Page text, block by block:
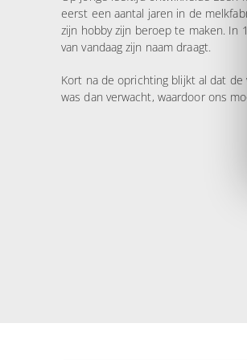
eerst een aantal jaren in de
zijn hobby zijn beroep te maken. In
van vandaag zijn naam draagt.
Kort na de oprichting blijkt al dat de
was dan verwacht, waardoor ons